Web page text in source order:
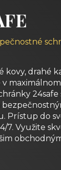
kovy, drahé
24safe
Prístup do
7. Využite